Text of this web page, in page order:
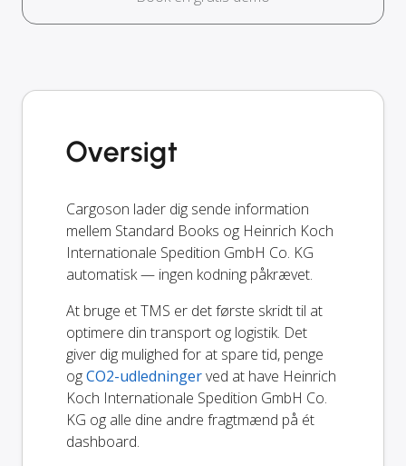
Oversigt
Cargoson lader dig sende information
mellem Standard Books og Heinrich Koch
Internationale Spedition GmbH Co. KG
automatisk — ingen kodning påkrævet.
At bruge et TMS er det første skridt til at
optimere din transport og logistik. Det
giver dig mulighed for at spare tid, penge
ogCO2-udledningerved at have Heinrich
Koch Internationale Spedition GmbH Co.
KG og alle dine andre fragtmænd på ét
dashboard.